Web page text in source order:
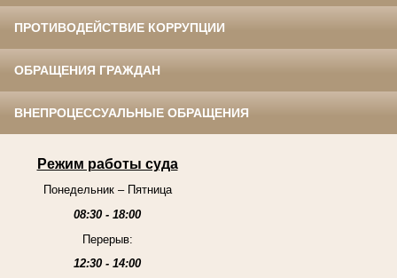
ПРОТИВОДЕЙСТВИЕ КОРРУПЦИИ
ОБРАЩЕНИЯ ГРАЖДАН
ВНЕПРОЦЕССУАЛЬНЫЕ ОБРАЩЕНИЯ
Режим работы суда
Понедельник – Пятница
08:30 - 18:00
Перерыв:
12:30 - 14:00